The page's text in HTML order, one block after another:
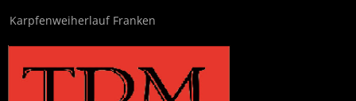
Karpfenweiherlauf Franken